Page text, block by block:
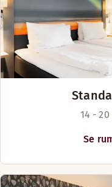
14 -
Se